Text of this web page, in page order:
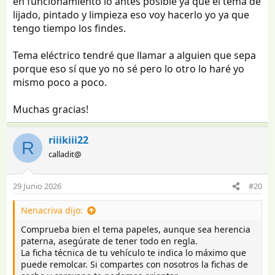
sobrado el coche, aunque creo que podra con la
caravana.
Otra cosa sera con pesos reales. Habria que ver la
creo que es el O.1.3
Por otro lado.
Antes que nada, revision de humedades.
Un buen lavado exterior, no es algo que vaya a costar
dinero. La luna delantera parece rota. Reemplazarla no
sera ni facil ni barato. Ruedas nuevas, si o si.
Despues una revision del sistema de frenos.
Y a partir de aqui, el interior: Si quieres pintarla, es
trabajo, que puedes hacer tu mismo. Siempre que
tengas tiempo.
Sistema electrico y placa. Aqui si que te tengo que
desanimar y mucho.
La placa va a haber que homologar fijo. Para homologar
la placa, hara falta certificado de montaje + proyecto
+ITV
Si por lo que sea pesan la caravana en la ITV, seguro
lijado, pintado y limpieza eso voy hacerlo yo ya que
tengo tiempo los findes.
Tema eléctrico tendré que llamar a alguien que sepa
porque eso sí que yo no sé pero lo otro lo haré yo
mismo poco a poco.
Muchas gracias!
R riiikiii22
calladit@
29 Junio 2026 #20
Nenacriva dijo:
Comprueba bien el tema papeles, aunque sea herencia
paterna, asegúrate de tener todo en regla.
La ficha técnica de tu vehículo te indica lo máximo que
puede remolcar. Si compartes con nosotros la fichas de